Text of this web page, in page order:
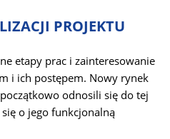
PROJEKTU
etapy prac i zainteresowanie
i ich postępem. Nowy rynek
odnosili się do tej
o jego funkcjonalną